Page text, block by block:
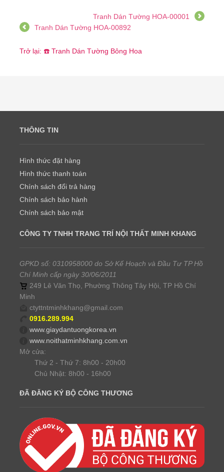
Tranh Dán Tường HOA-00001
Tranh Dán Tường HOA-00892
Trở lại: ☎️ Tranh Dán Tường Bông Hoa
THÔNG TIN
Hình thức đặt hàng
Hình thức thanh toán
Chính sách đổi trả hàng
Chính sách bảo hành
Chính sách bảo mật
CÔNG TY TNHH TRANG TRÍ NỘI THẤT MINH KHANG
GPKD số: 0310958000 do Sở Kế Hoạch và Đầu Tư TP Hồ
Chí Minh cấp ngày 30/06/2011
249 Lê Văn Thọ, Phường Thông Tây Hội, TP Hồ Chí
Minh
ctyttntminhkhang@gmail.com
0916.289.994
www.giaydantuongkorea.vn
www.noithatminhkhang.com.vn
Mở cửa:
Thứ 2 - Thứ 7: 8h00 - 20h00
Chủ Nhật: 8h00 - 16h00
ĐÃ ĐĂNG KÝ BỘ CÔNG THƯƠNG